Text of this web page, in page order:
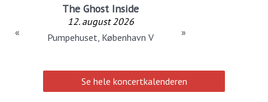
The Ghost Inside
12. august 2026
Pumpehuset, København V
« »
Se hele koncertkalenderen